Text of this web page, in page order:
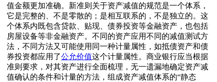
值金额更加准确。新准则关于资产减值的规范是一个体系，
它是完整的、不是零散的；是相互联系的，不是独立的。这
个体系内既包含贷款、贴现、债券投资等金融资产，也包括
房屋设备等非金融资产。不同的资产应用不同的减值测试方
法，不同方法又可能使用同一种计量属性，如抵债资产和债
券投资都应用了公允价值这个计量属性。商业银行应当根据
准则要求，对其资产进行全面梳理，无一遗漏地确定资产减
值确认的条件和计量的方法，组成资产减值体系的“静态